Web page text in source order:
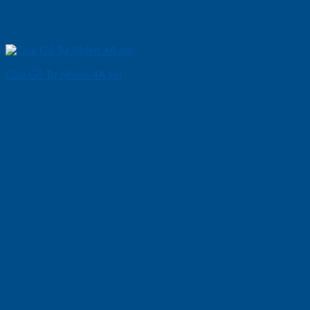
Cửa Gỗ Tự Nhiên 4A soi